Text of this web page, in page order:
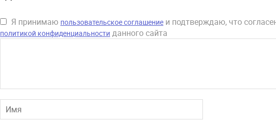
Я принимаю пользовательское соглашение и подтверждаю, что
политикой конфиденциальности данного сайта